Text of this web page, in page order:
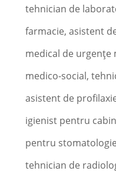
tehnician de
farmacie, asistent
medical de urgenţe
medico-social,
asistent de
igienist pentru
pentru
tehnician de